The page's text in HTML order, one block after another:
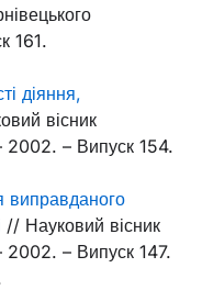
161.
діяння,
вісник
2002. – Випуск 154.
виправданого
// Науковий вісник
2002. – Випуск 147.